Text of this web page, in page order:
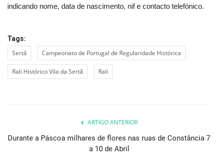
indicando nome, data de nascimento, nif e contacto telefónico.
Tags:
Sertã Campeonato de Portugal de Regularidade Histórica
Rali Histórico Vila da Sertã Rali
ARTIGO ANTERIOR
Durante a Páscoa milhares de flores nas ruas de Constância 7
a 10 de Abril